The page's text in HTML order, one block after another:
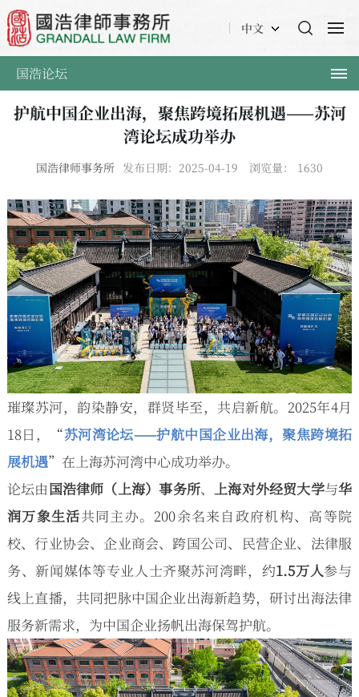
中文
国浩论坛
护航中国企业出海，聚焦跨境拓展机遇——苏河
湾论坛成功举办
国浩律师事务所 发布日期：2025-04-19 浏览量： 1630
璀璨苏河，韵染静安，群贤毕至，共启新航。2025年4月
18日，“苏河湾论坛——护航中国企业出海，聚焦跨境拓
展机遇”在上海苏河湾中心成功举办。
论坛由国浩律师（上海）事务所、上海对外经贸大学与华
润万象生活共同主办。200余名来自政府机构、高等院
校、行业协会、企业商会、跨国公司、民营企业、法律服
务、新闻媒体等专业人士齐聚苏河湾畔，约1.5万人参与
线上直播，共同把脉中国企业出海新趋势，研讨出海法律
服务新需求，为中国企业扬帆出海保驾护航。